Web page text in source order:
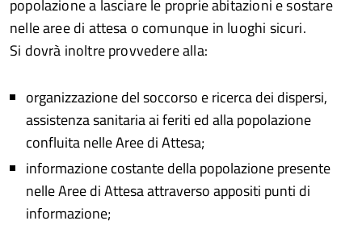
popolazione a lasciare le proprie abitazioni e sostare
nelle aree di attesa o comunque in luoghi sicuri.
Si dovrà inoltre provvedere alla:
organizzazione del soccorso e ricerca dei dispersi,
assistenza sanitaria ai feriti ed alla popolazione
confluita nelle Aree di Attesa;
informazione costante della popolazione presente
nelle Aree di Attesa attraverso appositi punti di
informazione;